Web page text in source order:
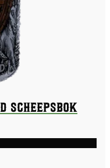
Scheepsbok